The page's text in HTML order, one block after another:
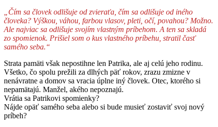
„Čím sa človek odlišuje od zvieraťa, čím sa odlišuje od iného
človeka? Výškou, váhou, farbou vlasov, pleti, očí, povahou? Možno.
Ale najviac sa odlišuje svojím vlastným príbehom. A ten sa skladá
zo spomienok. Prišiel som o kus vlastného príbehu, stratil časť
samého seba.“
Strata pamäti však nepostihne len Patrika, ale aj celú jeho rodinu.
Všetko, čo spolu prežili za dlhých päť rokov, zrazu zmizne v
nenávratne a domov sa vracia úplne iný človek. Otec, ktorého si
nepamätajú. Manžel, akého nepoznajú.
Vrátia sa Patrikovi spomienky?
Nájde opäť samého seba alebo si bude musieť zostaviť svoj nový
príbeh?